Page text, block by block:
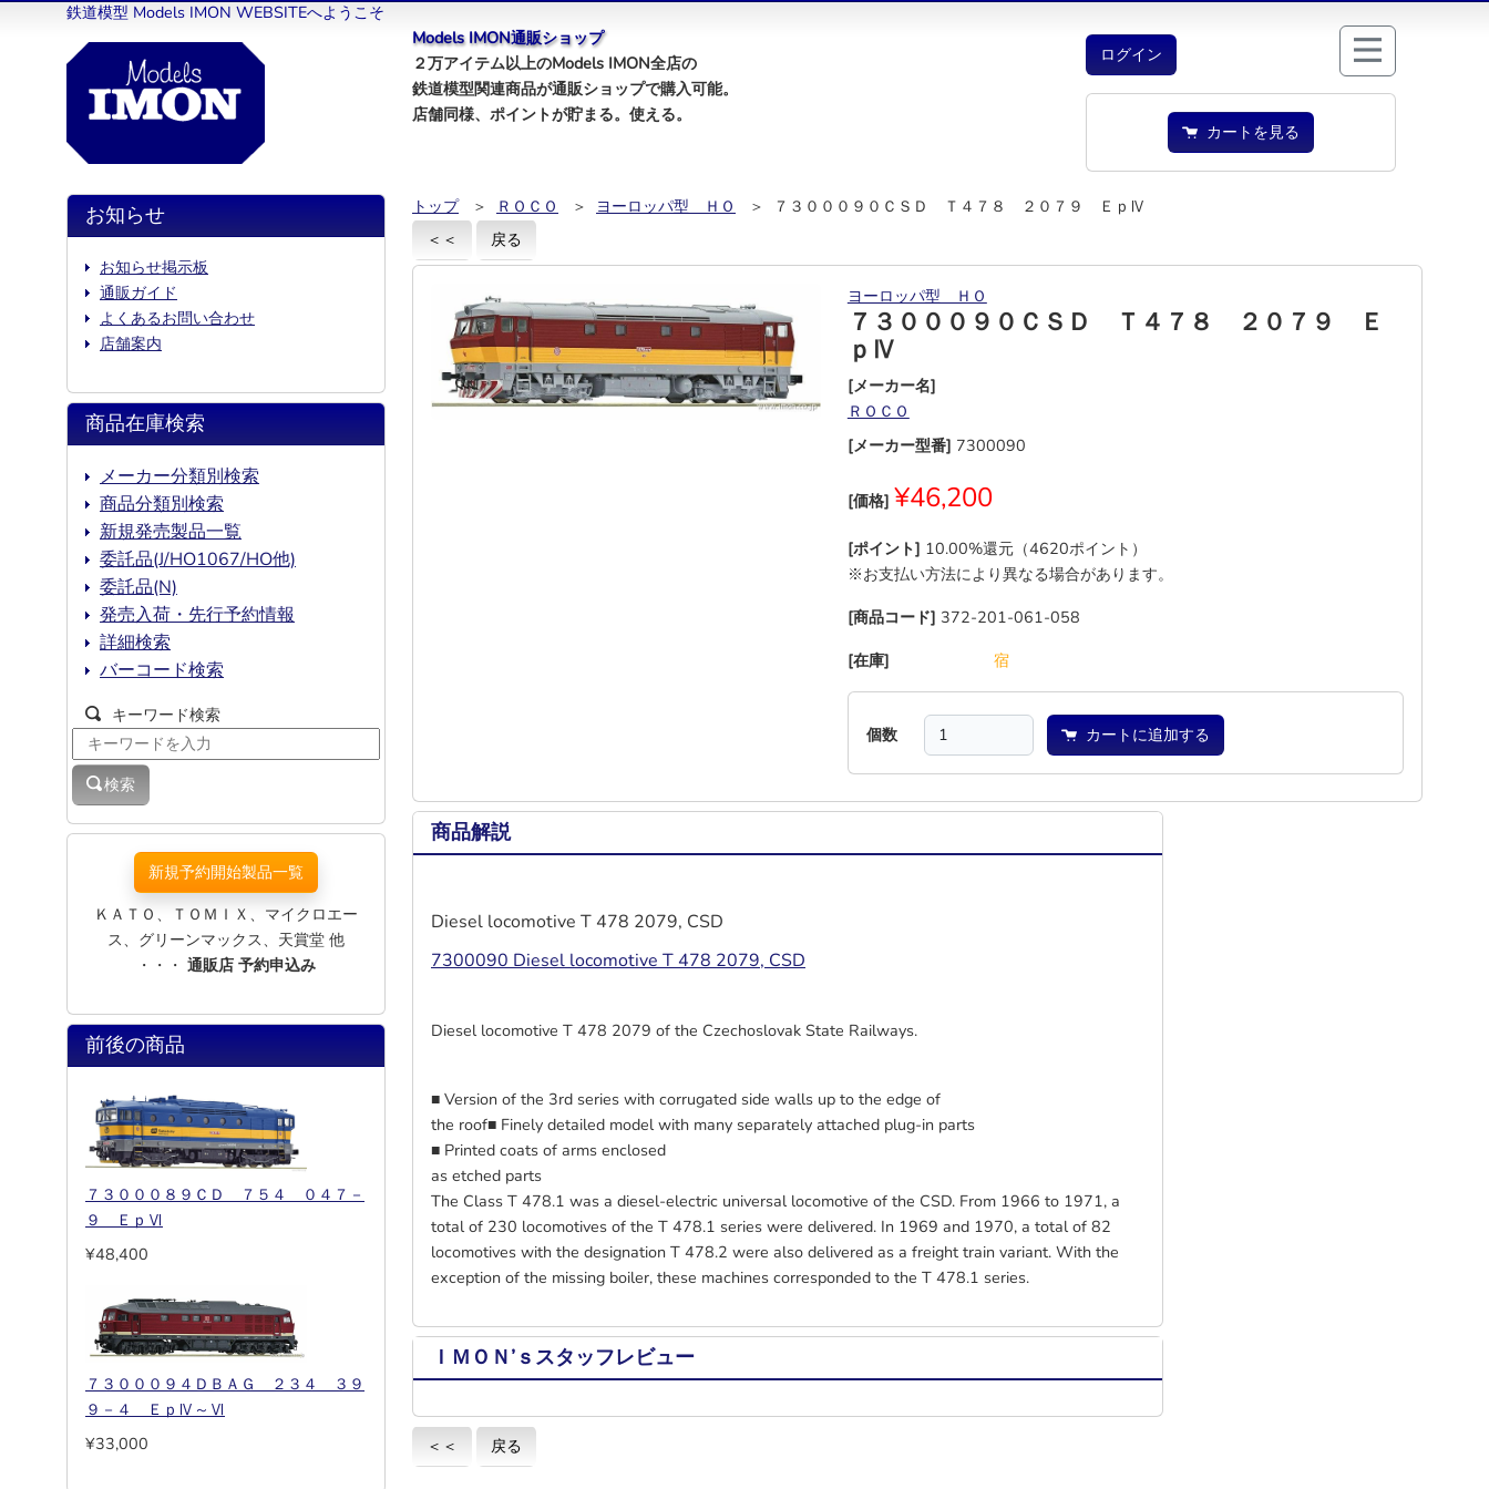
鉄道模型 Models IMON WEBSITEへようこそ
Models IMON通販ショップ
２万アイテム以上のModels IMON全店の
鉄道模型関連商品が通販ショップで購入可能。
店舗同様、ポイントが貯まる。使える。
ログイン
カートを見る
トップ ＞ ＲＯＣＯ ＞ ヨーロッパ型 ＨＯ
＞ ７３０００９０ＣＳＤ Ｔ４７８ ２０７９ ＥｐⅣ
＜＜
戻る
ヨーロッパ型 ＨＯ
７３０００９０ＣＳＤ Ｔ４７８ ２０７９ Ｅ
ｐⅣ
[メーカー名]
ＲＯＣＯ
[メーカー型番] 7300090
[価格] ¥46,200
[ポイント] 10.00%還元（4620ポイント）
※お支払い方法により異なる場合があります。
[商品コード] 372-201-061-058
[在庫]
宿
個数 カートに追加する
商品解説
Diesel locomotive T 478 2079, CSD
7300090 Diesel locomotive T 478 2079, CSD
Diesel locomotive T 478 2079 of the Czechoslovak State Railways.
■ Version of the 3rd series with corrugated side walls up to the edge of
the roof■ Finely detailed model with many separately attached plug-in parts
■ Printed coats of arms enclosed
as etched parts
The Class T 478.1 was a diesel-electric universal locomotive of the CSD. From 1966 to 1971, a
total of 230 locomotives of the T 478.1 series were delivered. In 1969 and 1970, a total of 82
locomotives with the designation T 478.2 were also delivered as a freight train variant. With the
exception of the missing boiler, these machines corresponded to the T 478.1 series.
ＩＭＯＮ’ｓスタッフレビュー
＜＜ 戻る
お知らせ
お知らせ掲示板
通販ガイド
よくあるお問い合わせ
店舗案内
商品在庫検索
メーカー分類別検索
商品分類別検索
新規発売製品一覧
委託品(J/HO1067/HO他)
委託品(N)
発売入荷・先行予約情報
詳細検索
バーコード検索
キーワード検索
検索
新規予約開始製品一覧
ＫＡＴＯ、ＴＯＭＩＸ、マイクロエー
ス、グリーンマックス、天賞堂 他
・・・ 通販店 予約申込み
前後の商品
７３０００８９ＣＤ ７５４ ０４７－
９ ＥｐⅥ
¥48,400
７３０００９４ＤＢＡＧ ２３４ ３９
９－４ ＥｐⅣ～Ⅵ
¥33,000